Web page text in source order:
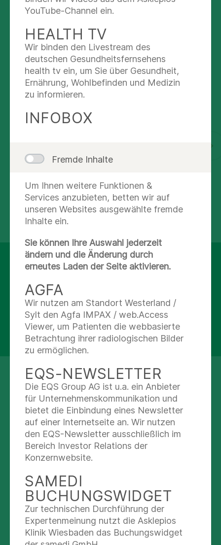
nutzen moderne Diagnostik, um die
Ursache Ihrer Beschwerden genau zu
UNSER ÄRZTETEAM
DR. MED. ANNEROSE MEIER
Fachärztin
Praxis für Gastroenterologie
TERMIN VEREINBAREN
Mehr über unsere Sprechzeiten erfahren
und einen Termin vereinbaren
TERMIN VEREINBAREN
SPRECHEN SIE UNS AN
Anmeldung Praxis für
Gastroenterologie
Anmeldung
Nachricht schreiben
(03332) 53 41 70
(03332) 53 41 72
SIE ERREICHEN UNS
YouTube-Channel ein.
HEALTH TV
Wir binden den Livestream des
deutschen Gesundheitsfernsehens
health tv ein, um Sie über Gesundheit,
Ernährung, Wohlbefinden und Medizin
zu informieren.
INFOBOX
Fremde Inhalte
Um Ihnen weitere Funktionen &
Services anzubieten, betten wir auf
unseren Websites ausgewählte fremde
Inhalte ein.
Sie können Ihre Auswahl jederzeit
ändern und die Änderung durch
erneutes Laden der Seite aktivieren.
AGFA
Wir nutzen am Standort Westerland /
Sylt den Agfa IMPAX / web.Access
Viewer, um Patienten die webbasierte
Betrachtung ihrer radiologischen Bilder
zu ermöglichen.
EQS-NEWSLETTER
Die EQS Group AG ist u.a. ein Anbieter
für Unternehmenskommunikation und
bietet die Einbindung eines Newsletter
auf einer Internetseite an. Wir nutzen
den EQS-Newsletter ausschließlich im
Bereich Investor Relations der
Konzernwebsite.
SAMEDI
BUCHUNGSWIDGET
Zur technischen Durchführung der
Expertenmeinung nutzt die Asklepios
Klinik Wiesbaden das Buchungswidget